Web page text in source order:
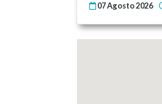
07 Agosto 2026